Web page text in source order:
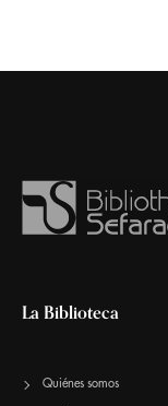
La Biblioteca
Quiénes somos